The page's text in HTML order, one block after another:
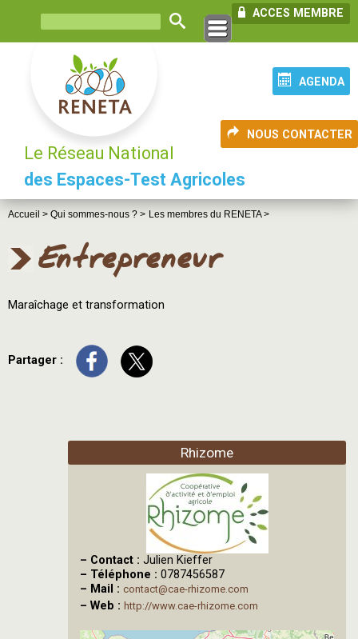
ACCES MEMBRE
AGENDA
NOUS CONTACTER
Le Réseau National
des Espaces-Test Agricoles
Accueil > Qui sommes-nous ? > Les membres du RENETA >
Entrepreneur
Maraîchage et transformation
Partager :
Rhizome
– Contact : Julien Kieffer
– Téléphone : 0787456587
– Mail : contact@cae-rhizome.com
– Web : http://www.cae-rhizome.com